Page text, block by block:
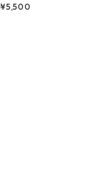
m、64cm／カ
¥5,500